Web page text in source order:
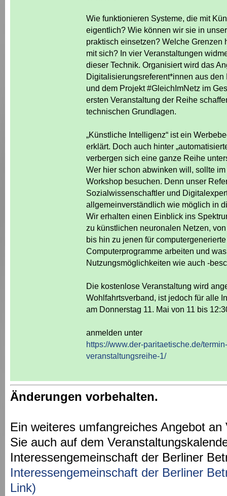
Wie funktionieren Systeme, die mit
eigentlich? Wie können wir sie in
praktisch einsetzen? Welche
mit sich? In vier Veranstaltungen
dieser Technik. Organisiert wird das
Digitalisierungsreferent*innen aus
und dem Projekt #GleichImNetz im
ersten Veranstaltung der Reihe
technischen Grundlagen.
„Künstliche Intelligenz“ ist ein
erklärt. Doch auch hinter
verbergen sich eine ganze Reihe
Wer hier schon abwinken will, sollte
Workshop besuchen. Denn unser
Sozialwissenschaftler und
allgemeinverständlich wie möglich in
Wir erhalten einen Einblick ins
zu künstlichen neuronalen Netzen,
bis hin zu jenen für
Computerprogramme arbeiten und
Nutzungsmöglichkeiten wie auch -
Die kostenlose Veranstaltung wird
Wohlfahrtsverband, ist jedoch für alle
am Donnerstag 11. Mai von 11 bis
anmelden unter
https://www.der-paritaetische.de/
veranstaltungsreihe-1/
Änderungen vorbehalten.
Ein weiteres umfangreiches Angebot
Sie auch auf dem
Interessengemeinschaft der Berliner
Interessengemeinschaft der Berliner
Link)